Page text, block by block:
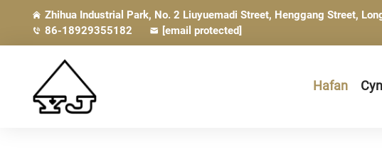
Zhihua Industrial Park, No. 2 Liuyuemadi Street, Henggang Street,
86-18929355182
[email protected]
Hafan